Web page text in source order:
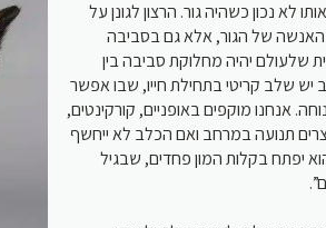
לא נכון כשהיה גור. הרצון לגונן על
של הגור, אלא גם בסביבה
שלעולם יהיה מחלוקת סביבה בין
יש שלב קריטי בתחילת חייו, שבו אפשר
אנחנו מוקפים באופניים, קורקינטים,
תנועה במרחב ואם הכלב לא ייחשף
יפתח בקלות המון פחדים, שבגיל